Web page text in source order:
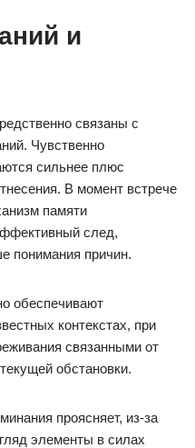
и
связаны с
Чувственно
сильнее плюс
В момент встрече
памяти
след,
понимания причин.
обеспечивают
контекстах, при
связанными от
обстановки.
проясняет, из-за
элементы в силах